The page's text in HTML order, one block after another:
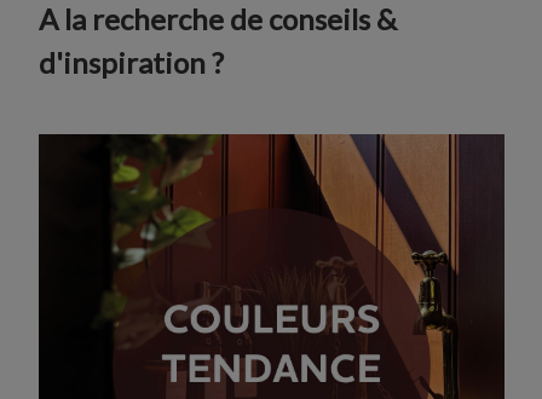
A la recherche de conseils &
d'inspiration ?